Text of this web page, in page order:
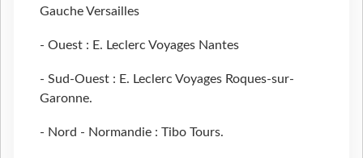
Gauche Versailles
- Ouest : E. Leclerc Voyages Nantes
- Sud-Ouest : E. Leclerc Voyages Roques-sur-
Garonne.
- Nord - Normandie : Tibo Tours.